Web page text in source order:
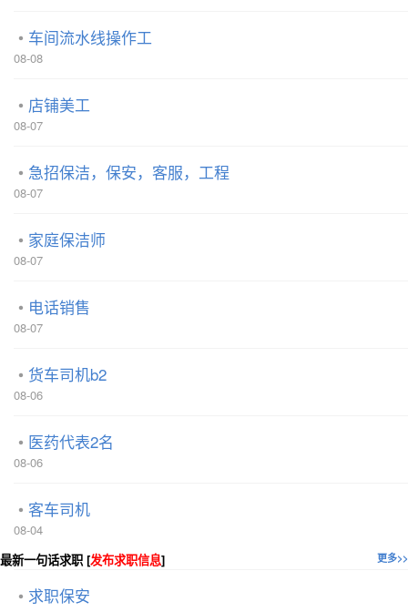
车间流水线操作工
08-08
店铺美工
08-07
急招保洁，保安，客服，工程
08-07
家庭保洁师
08-07
电话销售
08-07
货车司机b2
08-06
医药代表2名
08-06
客车司机
08-04
更多>>
最新一句话求职 [发布求职信息]
求职保安